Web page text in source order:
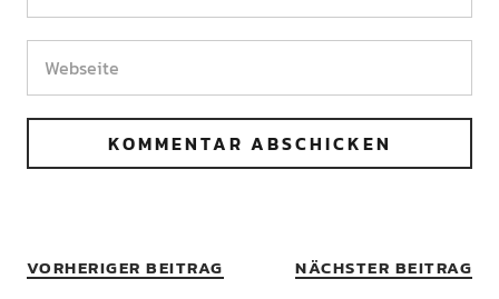
VORHERIGER BEITRAG NÄCHSTER BEITRAG